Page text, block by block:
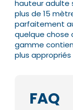
hauteur adulte
plus de 15
parfaitement
quelque chose
gamme
plus
FAQ